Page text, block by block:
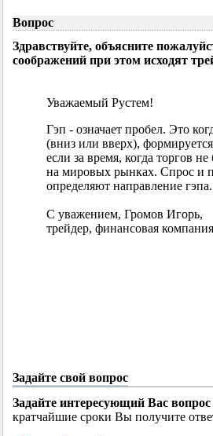
Вопрос
Здравствуйте, объясните
соображений при этом исходят
Уважаемый Рустем!
Гэп - означает пробел. Это
(вниз или вверх),
если за время, когда торгов
на мировых рынках. Спрос и
определяют направление гэпа.
С уважением, Громов Игорь,
трейдер, финансовая
Задайте свой вопрос
Задайте интересующий Вас вопрос
кратчайшие сроки Вы получите